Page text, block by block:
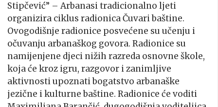
Stipčević” – Arbanasi tradicionalno ljeti
organizira ciklus radionica Čuvari baštine.
Ovogodišnje radionice posvećene su učenju i
očuvanju arbanaškog govora. Radionice su
namijenjene djeci nižih razreda osnovne škole,
koja će kroz igru, razgovor i zanimljive
aktivnosti upoznati bogatstvo arbanaške
jezične i kulturne baštine. Radionice će voditi